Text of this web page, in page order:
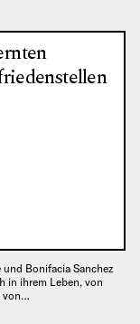
Bonifacia Sanchez
in ihrem Leben, von
von…